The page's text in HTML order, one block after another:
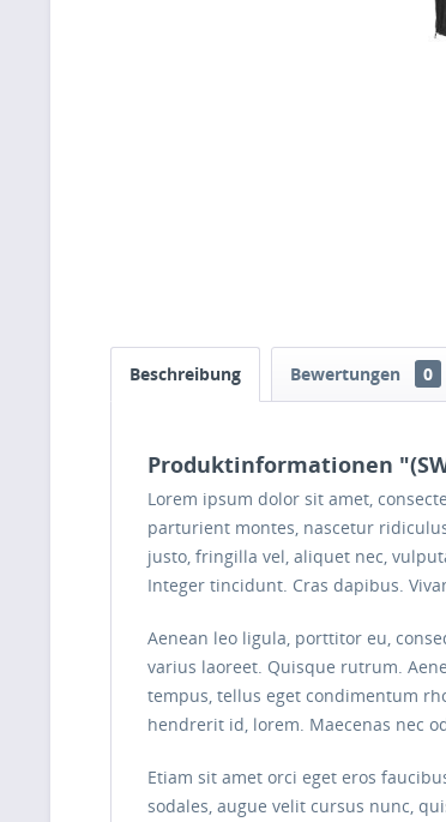
Beschreibung Bewertungen 0
Produktinformationen
Lorem ipsum dolor sit amet,
parturient montes, nascetur
justo, fringilla vel, aliquet nec,
Integer tincidunt. Cras dapibus.
Aenean leo ligula, porttitor eu,
varius laoreet. Quisque rutrum.
tempus, tellus eget condimentum
hendrerit id, lorem. Maecenas nec
Etiam sit amet orci eget eros
sodales, augue velit cursus nunc,